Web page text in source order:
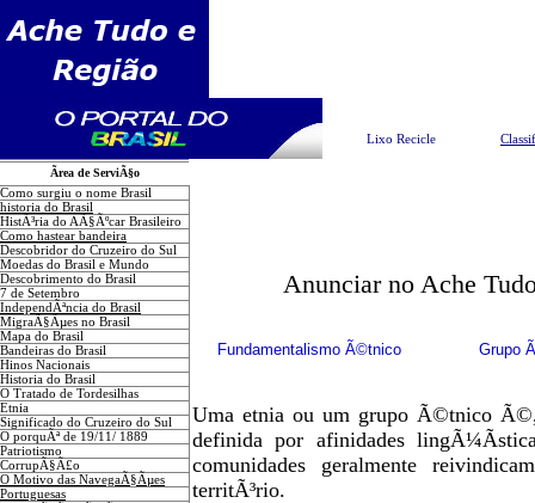
Lixo Recicle
Ãrea de ServiÃ§o
Como surgiu o nome Brasil
historia do Brasil
HistÃ³ria do AÃ§Ãºcar Brasileiro
Como hastear bandeira
Descobridor do Cruzeiro do Sul
Moedas do Brasil e Mundo
Descobrimento do Brasil
7 de Setembro
IndependÃªncia do Brasil
MigraÃ§Ãµes no Brasil
Mapa do Brasil
Bandeiras do Brasil
Hinos Nacionais
Historia do Brasil
O Tratado de Tordesilhas
Etnia
Significado do Cruzeiro do Sul
O porquÃª de 19/11/ 1889
Patriotismo
CorrupÃ§Ã£o
O Motivo das NavegaÃ§Ãµes
Portuguesas
Anunciar no Ache
Fundamentalismo Ã©tnico Grupo
Uma etnia ou um grupo Ã©tnico
definida por afinidades
comunidades geralmente
territÃ³rio.